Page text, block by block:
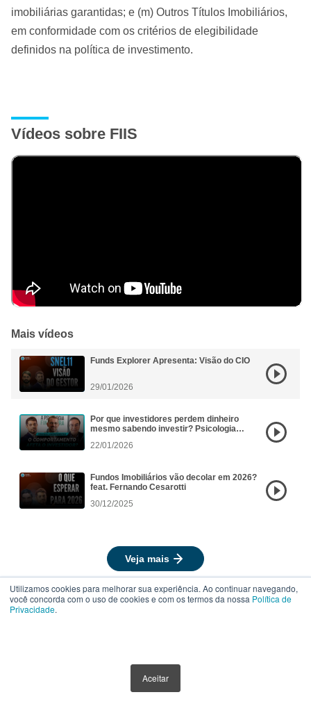
Utilizamos cookies para melhorar sua experiência. Ao continuar navegando,
você concorda com o uso de cookies e com os termos da nossa Política de
Privacidade.
Aceitar
imobiliárias garantidas; e (m) Outros Títulos Imobiliários,
em conformidade com os critérios de elegibilidade
definidos na política de investimento.
Vídeos sobre FIIS
Mais vídeos
Funds Explorer Apresenta: Visão do CIO
29/01/2026
Por que investidores perdem dinheiro
mesmo sabendo investir? Psicologia
22/01/2026
Fundos Imobiliários vão decolar em 2026?
feat. Fernando Cesarotti
30/12/2025
Veja mais